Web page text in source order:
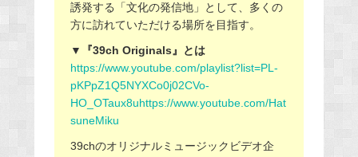
誘発する「文化の発信地」として、多くの
方に訪れていただける場所を目指す。
▼『39ch Originals』とは
https://www.youtube.com/playlist?list=PL-
pKPpZ1Q5NYXCo0j02CVo-
HO_OTaux8uhttps://www.youtube.com/Hat
suneMiku
39chのオリジナルミュージックビデオ企